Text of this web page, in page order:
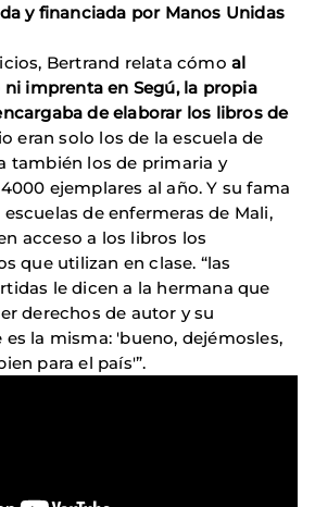
y financiada por Manos Unidas
Bertrand relata cómo al
imprenta en Segú, la propia
de elaborar los libros de
eran solo los de la escuela de
también los de primaria y
ejemplares al año. Y su fama
de enfermeras de Mali,
acceso a los libros los
que utilizan en clase. “las
le dicen a la hermana que
derechos de autor y su
la misma: 'bueno, dejémosles,
para el país'”.